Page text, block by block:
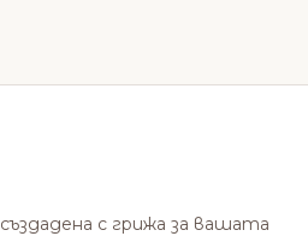
с грижа за вашата